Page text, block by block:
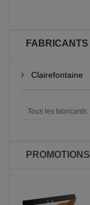
FABRICANTS
Clairefontaine
Tous les fabricants
PROMOTIONS